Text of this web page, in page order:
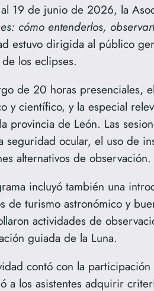
19 de junio de 2026, la
cómo entenderlos,
estuvo dirigida al público
los eclipses.
de 20 horas presenciales,
y científico, y la especial
provincia de León. Las
seguridad ocular, el uso de
alternativos de observación.
incluyó también una
de turismo astronómico y
actividades de
guiada de la Luna.
contó con la
a los asistentes adquirir